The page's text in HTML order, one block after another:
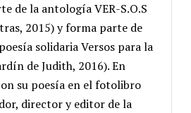
de la antología VER-S.O.S
2015) y forma parte de
solidaria Versos para la
de Judith, 2016). En
su poesía en el fotolibro
director y editor de la